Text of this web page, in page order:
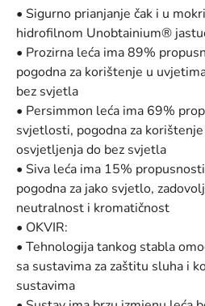
• Sigurno prianjanje čak i u
hidrofilnom Unobtainium®
• Prozirna leća ima 89%
pogodna za korištenje u
bez svjetla
• Persimmon leća ima 69%
svjetlosti, pogodna za
osvjetljenja do bez svjetla
• Siva leća ima 15%
pogodna za jako svjetlo,
neutralnost i kromatičnost
• OKVIR:
• Tehnologija tankog stabla
sa sustavima za zaštitu sluha i
sustavima